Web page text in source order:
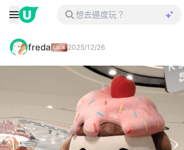
freda 2025/12/26